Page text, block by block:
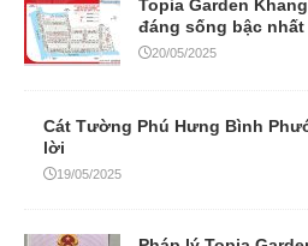
Topia Garden
đáng sống bậc
20/05/2025
Cát Tường Phú Hưng Bình
lời
19/05/2025